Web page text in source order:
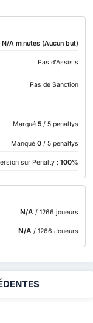
N/A minutes (Aucun but)
Pas d'Assists
Pas de Sanction
Marqué 5 / 5 penaltys
Manqué 0 / 5 penaltys
sur Penalty : 100%
N/A / 1266 joueurs
N/A / 1266 Joueurs